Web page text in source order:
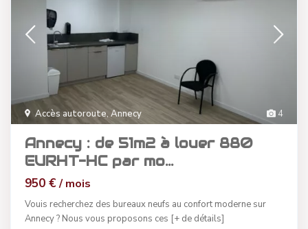
4
Accès autoroute, Annecy
Annecy : de 51m2 à louer 880
EURHT-HC par mo...
950 €/ mois
Vouis recherchez des bureaux neufs au confort moderne sur
Annecy ? Nous vous proposons ces [+ de détails]